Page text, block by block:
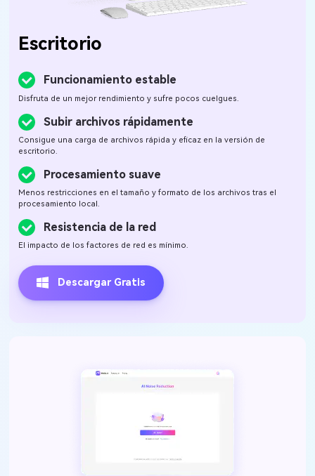
Escritorio
Funcionamiento estable
Disfruta de un mejor rendimiento y sufre pocos cuelgues.
Subir archivos rápidamente
Consigue una carga de archivos rápida y eficaz en la versión de
escritorio.
Procesamiento suave
Menos restricciones en el tamaño y formato de los archivos tras el
procesamiento local.
Resistencia de la red
El impacto de los factores de red es mínimo.
Descargar Gratis